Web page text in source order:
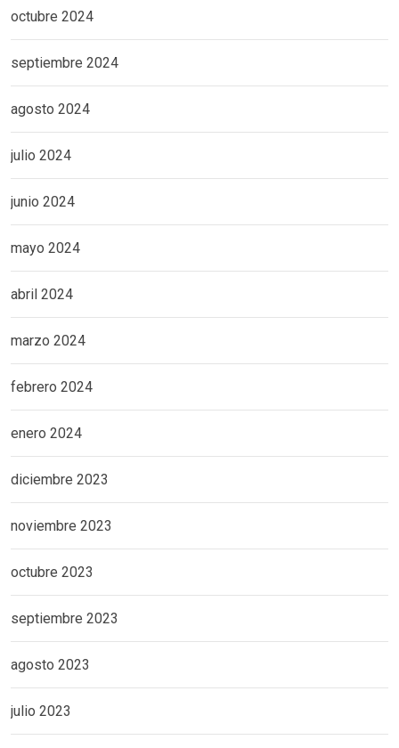
octubre 2024
septiembre 2024
agosto 2024
julio 2024
junio 2024
mayo 2024
abril 2024
marzo 2024
febrero 2024
enero 2024
diciembre 2023
noviembre 2023
octubre 2023
septiembre 2023
agosto 2023
julio 2023